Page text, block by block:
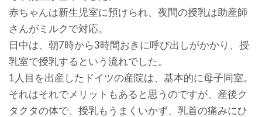
赤ちゃんは新生児室に預けられ、夜間の授乳は助産師
さんがミルクで対応。
日中は、朝7時から3時間おきに呼び出しがかかり、授
乳室で授乳するという流れでした。
1人目を出産したドイツの産院は、基本的に母子同室。
それはそれでメリットもあると思うのですが、産後ク
タクタの体で、授乳もうまくいかず、乳首の痛みにひ